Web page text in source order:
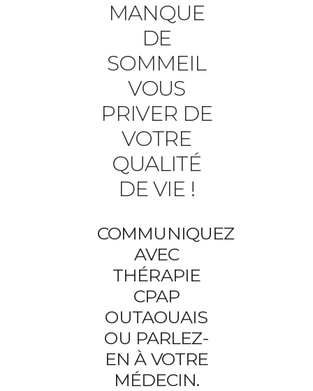
MANQUE
DE
SOMMEIL
VOUS
PRIVER DE
VOTRE
QUALITÉ
DE VIE !
COMMUNIQUEZ
AVEC
THÉRAPIE
CPAP
OUTAOUAIS
OU PARLEZ-
EN À VOTRE
MÉDECIN.